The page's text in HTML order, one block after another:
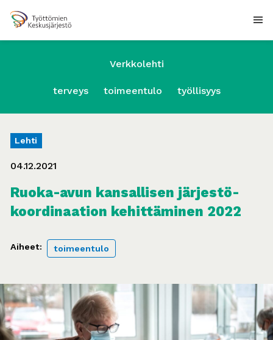
Verkkolehti
terveys toimeentulo työllisyys
Lehti
04.12.2021
Ruoka-avun kansallisen järjestö-
koordinaation kehittäminen 2022
Aiheet: toimeentulo